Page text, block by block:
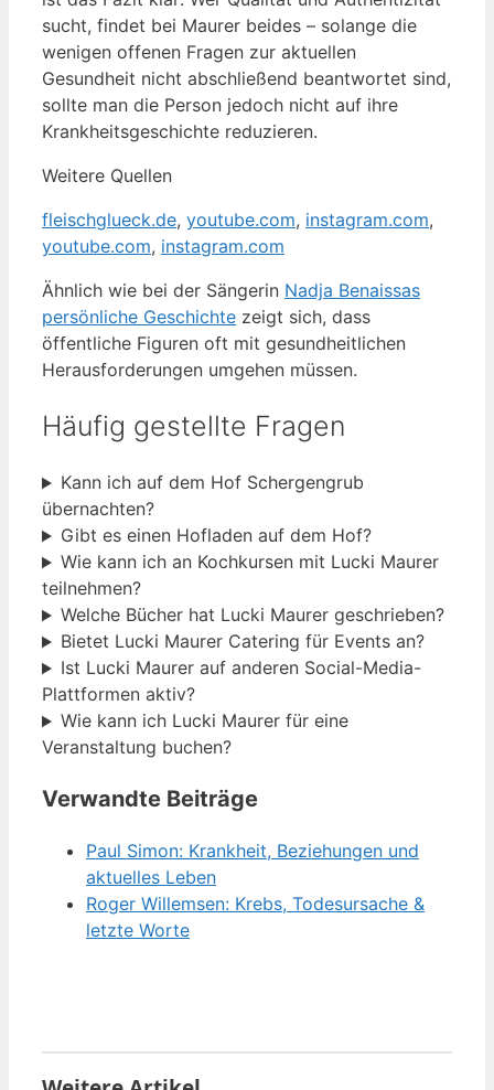
sucht, findet bei Maurer beides – solange die
wenigen offenen Fragen zur aktuellen
Gesundheit nicht abschließend beantwortet sind,
sollte man die Person jedoch nicht auf ihre
Krankheitsgeschichte reduzieren.
Weitere Quellen
fleischglueck.de, youtube.com, instagram.com,
youtube.com, instagram.com
Ähnlich wie bei der Sängerin Nadja Benaissas
persönliche Geschichte zeigt sich, dass
öffentliche Figuren oft mit gesundheitlichen
Herausforderungen umgehen müssen.
Häufig gestellte Fragen
Kann ich auf dem Hof Schergengrub
übernachten?
Gibt es einen Hofladen auf dem Hof?
Wie kann ich an Kochkursen mit Lucki Maurer
teilnehmen?
Welche Bücher hat Lucki Maurer geschrieben?
Bietet Lucki Maurer Catering für Events an?
Ist Lucki Maurer auf anderen Social-Media-
Plattformen aktiv?
Wie kann ich Lucki Maurer für eine
Veranstaltung buchen?
Verwandte Beiträge
Paul Simon: Krankheit, Beziehungen und
aktuelles Leben
Roger Willemsen: Krebs, Todesursache &
letzte Worte